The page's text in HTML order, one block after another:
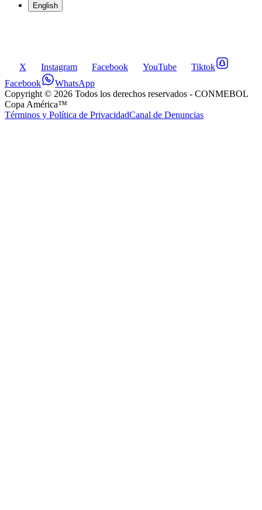
English
X Instagram Facebook YouTube
Tiktok
Facebook
WhatsApp
Copyright © 2026 Todos los derechos reservados - CONMEBOL
Copa América™
Términos y Política de PrivacidadCanal de Denuncias